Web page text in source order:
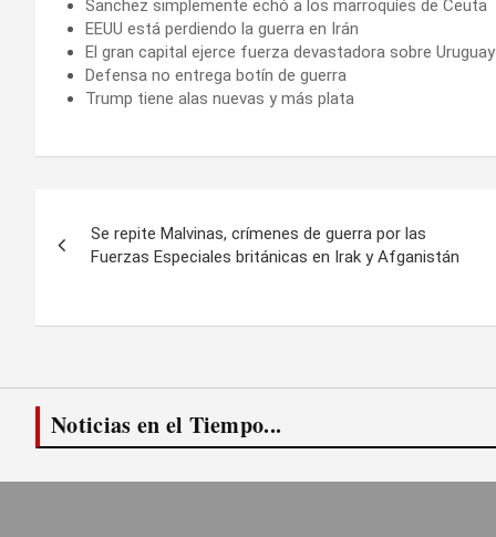
Sanchez simplemente echó a los marroquíes de Ceuta
EEUU está perdiendo la guerra en Irán
El gran capital ejerce fuerza devastadora sobre Uruguay
Defensa no entrega botín de guerra
Trump tiene alas nuevas y más plata
de
Se repite Malvinas, crímenes de guerra por las
Fuerzas Especiales británicas en Irak y Afganistán
Noticias en el Tiempo...